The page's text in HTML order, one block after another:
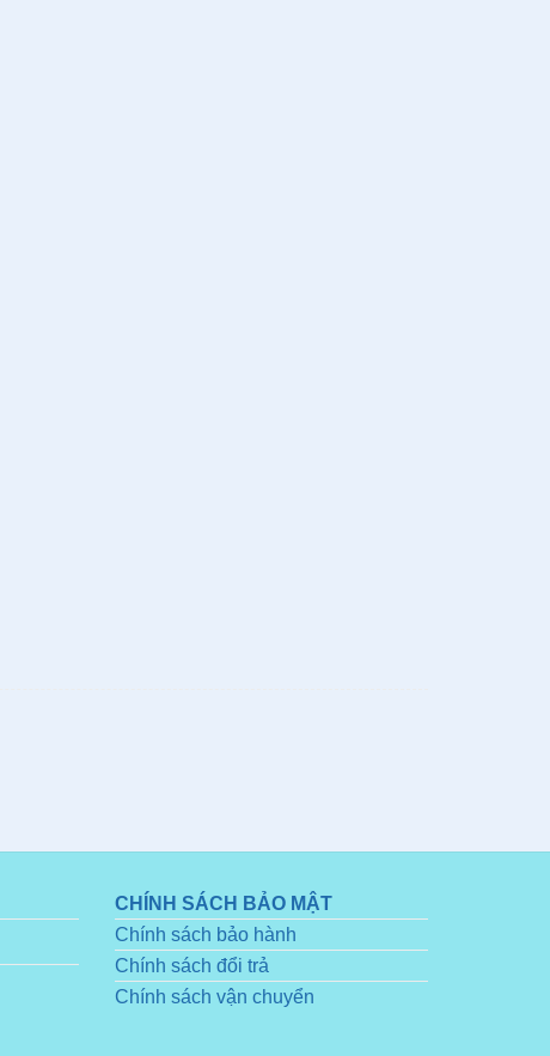
CHÍNH SÁCH BẢO MẬT
Chính sách bảo hành
Chính sách đổi trả
Chính sách vận chuyển